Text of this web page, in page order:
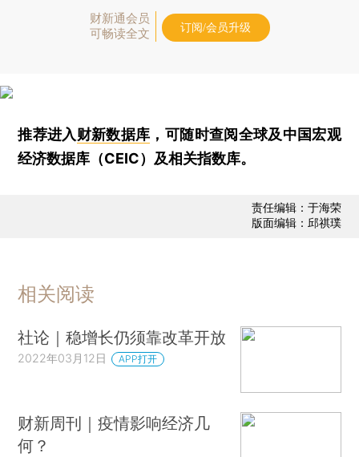
财新通会员
可畅读全文
订阅/会员升级
推荐进入财新数据库 ，可随时查阅全球及中国宏观
经济数据库（CEIC）及相关指数库。
责任编辑：于海荣
版面编辑：邱祺璞
相关阅读
社论｜稳增长仍须靠改革开放
2022年03月12日 APP打开
财新周刊｜疫情影响经济几
何？